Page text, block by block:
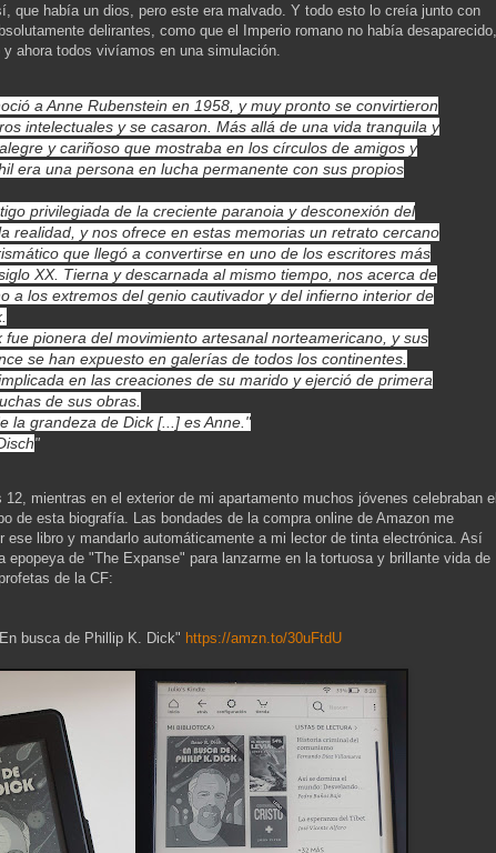
que había un dios, pero este era malvado. Y todo esto lo creía junto con
delirantes, como que el Imperio romano no había desaparecido,
ahora todos vivíamos en una simulación.
a Anne Rubenstein en 1958, y muy pronto se convirtieron
intelectuales y se casaron. Más allá de una vida tranquila y
y cariñoso que mostraba en los círculos de amigos y
era una persona en lucha permanente con sus propios
privilegiada de la creciente paranoia y desconexión del
realidad, y nos ofrece en estas memorias un retrato cercano
que llegó a convertirse en uno de los escritores más
XX. Tierna y descarnada al mismo tiempo, nos acerca de
a los extremos del genio cautivador y del infierno interior de
fue pionera del movimiento artesanal norteamericano, y sus
se han expuesto en galerías de todos los continentes.
en las creaciones de su marido y ejerció de primera
de sus obras.
la grandeza de Dick [...] es Anne."
"
mientras en el exterior de mi apartamento muchos jóvenes celebraban el
de esta biografía. Las bondades de la compra online de Amazon me
ese libro y mandarlo automáticamente a mi lector de tinta electrónica. Así
epopeya de "The Expanse" para lanzarme en la tortuosa y brillante vida de
de la CF:
busca de Phillip K. Dick" https://amzn.to/30uFtdU